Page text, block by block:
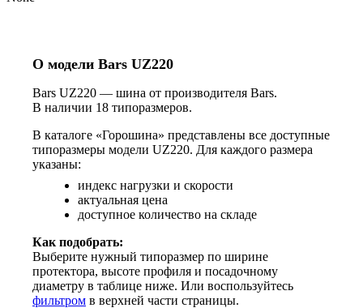
О модели Bars UZ220
Bars UZ220 — шина от производителя Bars.
В наличии 18 типоразмеров.
В каталоге «Горошина» представлены все доступные
типоразмеры модели UZ220. Для каждого размера
указаны:
индекс нагрузки и скорости
актуальная цена
доступное количество на складе
Как подобрать:
Выберите нужный типоразмер по ширине
протектора, высоте профиля и посадочному
диаметру в таблице ниже. Или воспользуйтесь
фильтром в верхней части страницы.